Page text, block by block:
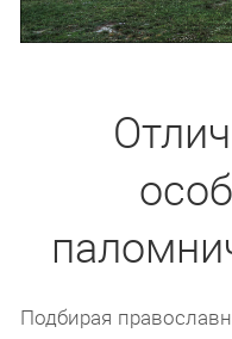
Подбирая